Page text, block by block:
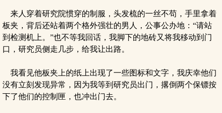
来人穿着研究院惯穿的制服，头发梳的一丝不苟，手里拿着
板夹，背后还站着两个格外强壮的男人，公事公办地：“请站
到检测机上。”也不等我回话，我脚下的地砖又将我移动到门
口，研究员侧走几步，给我让出路。
我看见他板夹上的纸上出现了一些图标和文字，我庆幸他们
没有立刻发现异常，因为我等到研究员出门，撂倒两个保镖按
下了他们的控制匣，也冲出门去。